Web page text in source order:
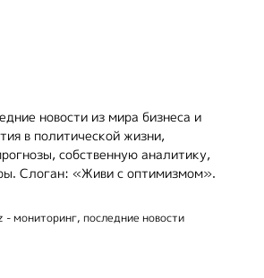
новости из мира бизнеса и
в политической жизни,
собственную аналитику,
Слоган: «Живи с оптимизмом».
мониторинг, последние новости